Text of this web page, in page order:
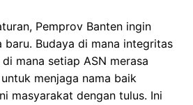
Pemprov Banten ingin
baru. Budaya di mana integritas
mana setiap ASN merasa
menjaga nama baik
masyarakat dengan tulus. Ini